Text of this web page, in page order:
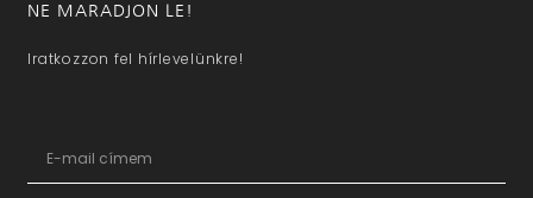
NE MARADJON LE!
Iratkozzon fel hírlevelünkre!